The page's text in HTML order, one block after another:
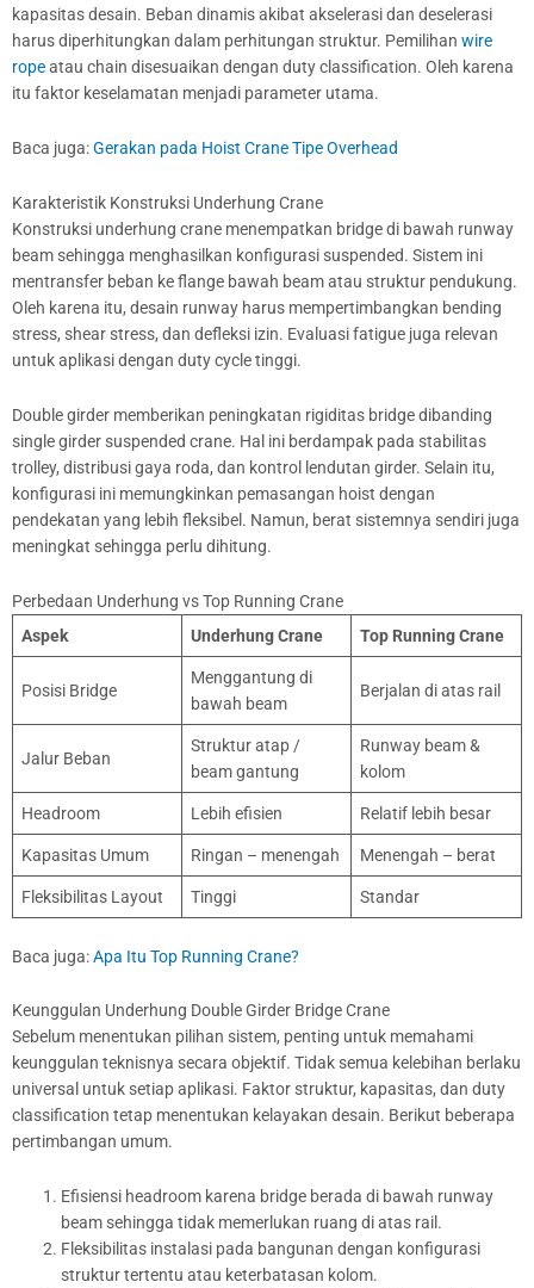
kapasitas desain. Beban dinamis akibat akselerasi dan deselerasi
harus diperhitungkan dalam perhitungan struktur. Pemilihan wire
ropeatau chain disesuaikan dengan duty classification. Oleh karena
itu faktor keselamatan menjadi parameter utama.
Baca juga:Gerakan pada Hoist Crane Tipe Overhead
Karakteristik Konstruksi Underhung Crane
Konstruksi underhung crane menempatkan bridge di bawah runway
beam sehingga menghasilkan konfigurasi suspended. Sistem ini
mentransfer beban ke flange bawah beam atau struktur pendukung.
Oleh karena itu, desain runway harus mempertimbangkan bending
stress, shear stress, dan defleksi izin. Evaluasi fatigue juga relevan
untuk aplikasi dengan duty cycle tinggi.
Double girder memberikan peningkatan rigiditas bridge dibanding
single girder suspended crane. Hal ini berdampak pada stabilitas
trolley, distribusi gaya roda, dan kontrol lendutan girder. Selain itu,
konfigurasi ini memungkinkan pemasangan hoist dengan
pendekatan yang lebih fleksibel. Namun, berat sistemnya sendiri juga
meningkat sehingga perlu dihitung.
Perbedaan Underhung vs Top Running Crane
Aspek
Underhung Crane Top Running Crane
Posisi Bridge
Menggantung di
bawah beam
Berjalan di atas rail
Jalur Beban
Struktur atap /
beam gantung
Runway beam &
kolom
Headroom Lebih efisien Relatif lebih besar
Kapasitas Umum Ringan – menengah Menengah – berat
Fleksibilitas Layout Tinggi Standar
Baca juga:Apa Itu Top Running Crane?
Keunggulan Underhung Double Girder Bridge Crane
Sebelum menentukan pilihan sistem, penting untuk memahami
keunggulan teknisnya secara objektif. Tidak semua kelebihan berlaku
universal untuk setiap aplikasi. Faktor struktur, kapasitas, dan duty
classification tetap menentukan kelayakan desain. Berikut beberapa
pertimbangan umum.
Efisiensi headroom karena bridge berada di bawah runway
beam sehingga tidak memerlukan ruang di atas rail.
Fleksibilitas instalasi pada bangunan dengan konfigurasi
struktur tertentu atau keterbatasan kolom.